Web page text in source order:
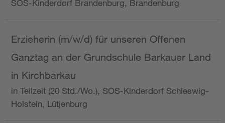
SOS-Kinderdorf Brandenburg, Brandenburg
Erzieherin (m/w/d) für unseren Offenen
Ganztag an der Grundschule Barkauer Land
in Kirchbarkau
in Teilzeit (20 Std./Wo.), SOS-Kinderdorf Schleswig-
Holstein, Lütjenburg